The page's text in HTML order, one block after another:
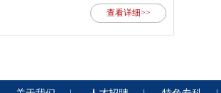
查看详细>>